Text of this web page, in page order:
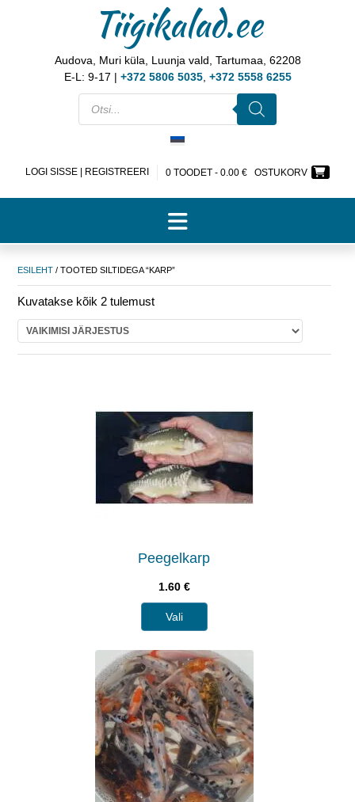
Tiigikalad.ee
Audova, Muri küla, Luunja vald, Tartumaa, 62208
E-L: 9-17 | +372 5806 5035, +372 5558 6255
LOGI SISSE | REGISTREERI 0 TOODET - 0.00 € OSTUKORV
ESILEHT / TOOTED SILTIDEGA “KARP”
Kuvatakse kõik 2 tulemust
Peegelkarp
1.60 €
Vali